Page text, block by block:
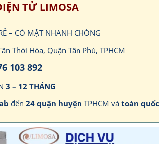
TỬ LIMOSA
– CÓ MẶT NHANH CHÓNG
Thới Hòa, Quận Tân Phú, TPHCM
103 892
3 – 12 THÁNG
đến24 quận huyện TPHCM vàtoàn quốc